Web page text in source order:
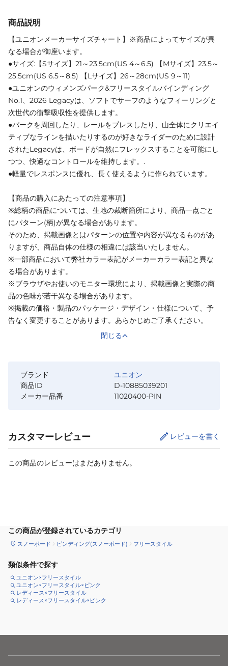
商品説明
【ユニオンメーカーサイズチャート】※商品によってサイズが異
なる場合が御座います。
●サイズ:【Sサイズ】21～23.5cm(US 4～6.5) 【Mサイズ】23.5～
25.5cm(US 6.5～8.5) 【Lサイズ】26～28cm(US 9～11)
●ユニオンのウィメンズパーク&フリースタイルバインディング
No.1、2026 Legacyは、ソフトでサーフのようなフィーリングと
次世代の衝撃吸収性を提供します。
●パークを周回したり、レールをプレスしたり、山全体にクリエイ
ティブなラインを描いたりするのが好きなライダーのために設計
されたLegacyは、ボードが自然にフレックスすることを可能にし
つつ、快適なコントロールを維持します。.
●軽量でレスポンスに優れ、長く使えるように作られています。
【商品の購入にあたっての注意事項】
※総柄の商品については、生地の裁断箇所により、商品一点ごと
にパターン(柄)が異なる場合があります。
そのため、掲載画像とはパターンの位置や内容が異なるものがあ
りますが、商品自体の仕様の相違には該当いたしません。
※一部商品において弊社カラー表記がメーカーカラー表記と異な
る場合があります。
※ブラウザやお使いのモニター環境により、掲載画像と実際の商
品の色味が若干異なる場合があります。
※掲載の価格・製品のパッケージ・デザイン・仕様について、予
告なく変更することがあります。あらかじめご了承ください。
閉じる
ブランド
ユニオン
商品ID
D-10885039201
メーカー品番
11020400-PIN
カスタマーレビュー レビューを書く
この商品のレビューはまだありません。
この商品が登録されているカテゴリ
スノーボード ビンディング(スノーボード) フリースタイル
類似条件で探す
ユニオン×フリースタイル
ユニオン×フリースタイル×ピンク
レディース×フリースタイル
レディース×フリースタイル×ピンク